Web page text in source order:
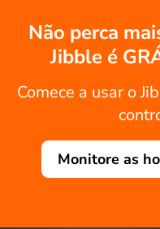
Não perca
Jibble é
Comece a usar o
Monitore as